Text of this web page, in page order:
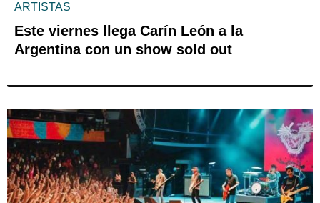
ARTISTAS
Este viernes llega Carín León a la
Argentina con un show sold out